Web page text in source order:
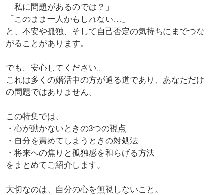
「私に問題があるのでは？」
「このまま一人かもしれない…」
と、不安や孤独、そして自己否定の気持ちにまでつな
がることがあります。
でも、安心してください。
これは多くの婚活中の方が通る道であり、あなただけ
の問題ではありません。
この特集では、
・心が動かないときの3つの視点
・自分を責めてしまうときの対処法
・将来への焦りと孤独感を和らげる方法
をまとめてご紹介します。
大切なのは、自分の心を無視しないこと。